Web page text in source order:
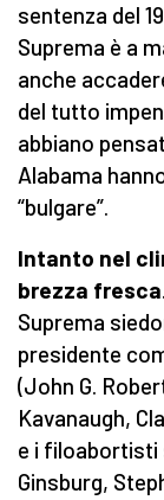
sentenza del
Suprema è a
anche
del tutto
abbiano
Alabama
“bulgare”.
Intanto nel
brezza fresca
Suprema
presidente
(John G.
Kavanaugh,
e i filoabortisti
Ginsburg,